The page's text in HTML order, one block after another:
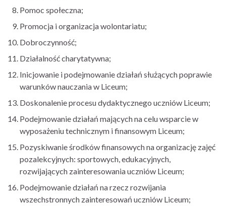
Pomoc społeczna;
Promocja i organizacja wolontariatu;
Dobroczynność;
Działalność charytatywna;
Inicjowanie i podejmowanie działań służących poprawie
warunków nauczania w Liceum;
Doskonalenie procesu dydaktycznego uczniów Liceum;
Podejmowanie działań mających na celu wsparcie w
wyposażeniu technicznym i finansowym Liceum;
Pozyskiwanie środków finansowych na organizację zajęć
pozalekcyjnych: sportowych, edukacyjnych,
rozwijających zainteresowania uczniów Liceum;
Podejmowanie działań na rzecz rozwijania
wszechstronnych zainteresowań uczniów Liceum;